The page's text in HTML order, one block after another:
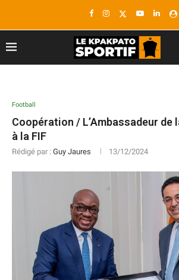
Football
Coopération / L’Ambassadeur de
à la FIF
Rédigé par : Guy Jaures 13/12/2024